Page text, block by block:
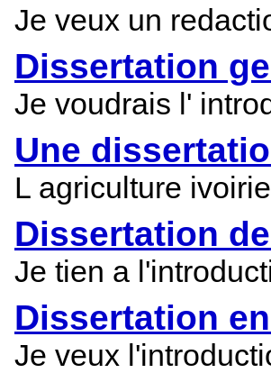
Je veux un
Dissertation
Je voudrais l'
Une
L agriculture
Dissertation
Je tien a
Dissertation
Je veux